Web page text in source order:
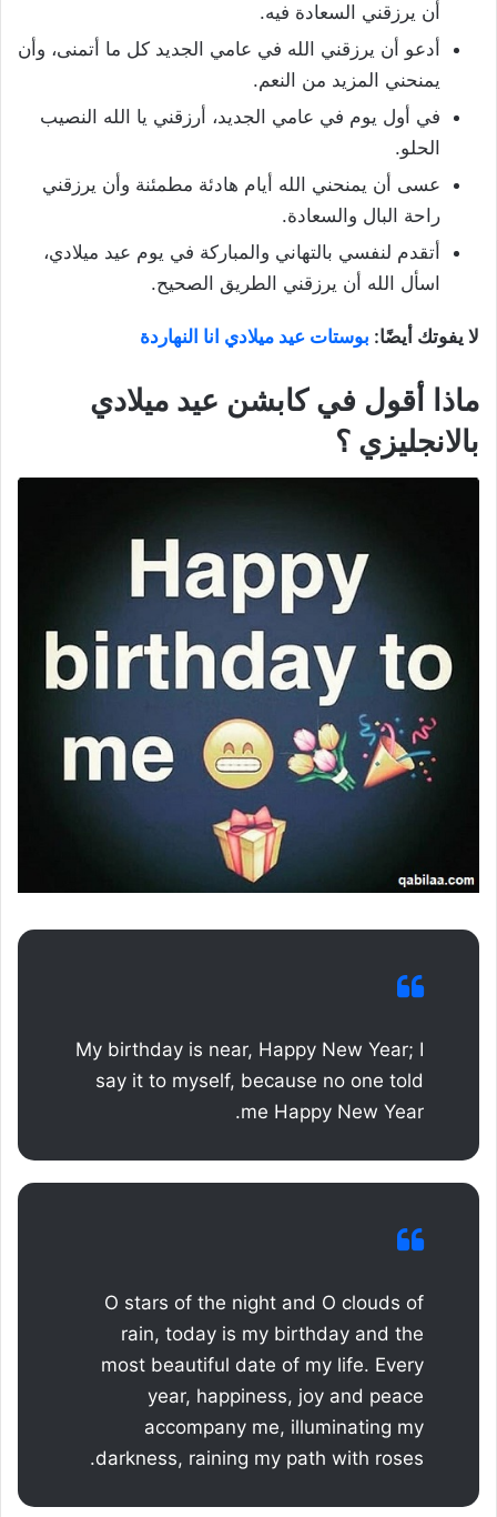
أن يرزقني السعادة فيه.
أدعو أن يرزقني الله في عامي الجديد كل ما أتمنى، وأن
يمنحني المزيد من النعم.
في أول يوم في عامي الجديد، أرزقني يا الله النصيب
الحلو.
عسى أن يمنحني الله أيام هادئة مطمئنة وأن يرزقني
راحة البال والسعادة.
أتقدم لنفسي بالتهاني والمباركة في يوم عيد ميلادي،
اسأل الله أن يرزقني الطريق الصحيح.
لا يفوتك أيضًا: بوستات عيد ميلادي انا النهاردة
ماذا أقول في كابشن عيد ميلادي
بالانجليزي ؟
My birthday is near, Happy New Year; I
say it to myself, because no one told
me Happy New Year.
O stars of the night and O clouds of
rain, today is my birthday and the
most beautiful date of my life. Every
year, happiness, joy and peace
accompany me, illuminating my
darkness, raining my path with roses.